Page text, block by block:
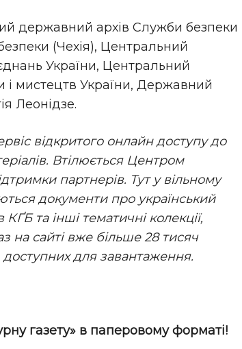
державний архів Служби безпеки
(Чехія), Центральний
України, Центральний
і мистецтв України, Державний
Леонідзе.
відкритого онлайн доступу до
Втілюється Центром
партнерів. Тут у вільному
документи про український
та інші тематичні колекції,
на сайті вже більше 28 тисяч
для завантаження.
газету» в паперовому форматі!